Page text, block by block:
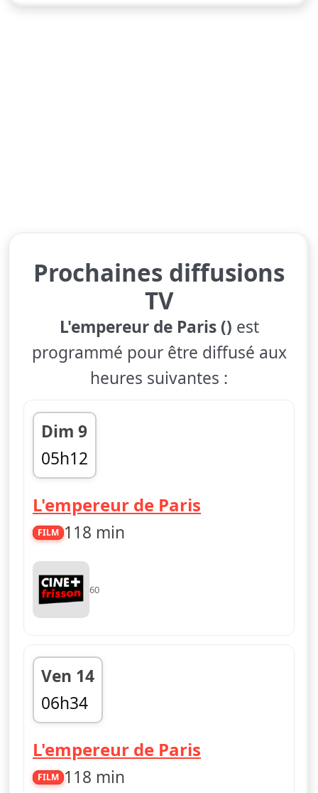
Prochaines diffusions
TV
L'empereur de Paris () est
programmé pour être diffusé aux
heures suivantes :
Dim 9
05h12
07h10
L'empereur de Paris
FILM 118 min
60
Ven 14
06h34
08h31
L'empereur de Paris
FILM 118 min